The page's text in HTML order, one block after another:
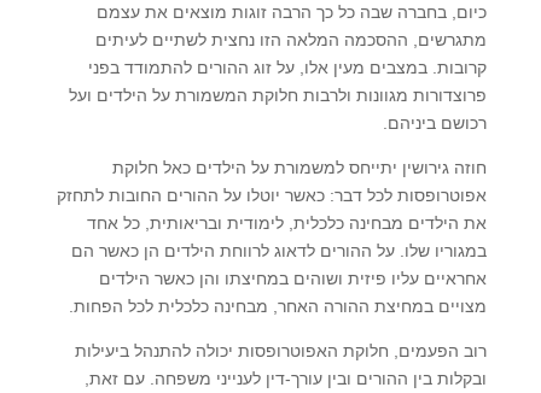
כיום, בחברה שבה כל כך הרבה זוגות מוצאים את עצמם
מתגרשים, ההסכמה המלאה הזו נחצית לשתיים לעיתים
קרובות. במצבים מעין אלו, על זוג ההורים להתמודד בפני
פרוצדורות מגוונות ולרבות חלוקת המשמורת על הילדים ועל
רכושם ביניהם.
חוזה גירושין יתייחס למשמורת על הילדים כאל חלוקת
אפוטרופסות לכל דבר: כאשר יוטלו על ההורים החובות לתחזק
את הילדים מבחינה כלכלית, לימודית ובריאותית, כל אחד
במגוריו שלו. על ההורים לדאוג לרווחת הילדים הן כאשר הם
אחראיים עליו פיזית ושוהים במחיצתו והן כאשר הילדים
מצויים במחיצת ההורה האחר, מבחינה כלכלית לכל הפחות.
רוב הפעמים, חלוקת האפוטרופסות יכולה להתנהל ביעילות
ובקלות בין ההורים ובין עורך-דין לענייני משפחה. עם זאת,